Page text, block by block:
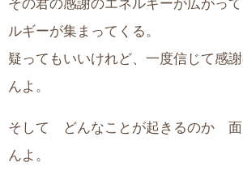
ルギーが集まってくる。
疑ってもいいけれど、一度信じて感
んよ。
そして どんなことが起きるのか 面
んよ。